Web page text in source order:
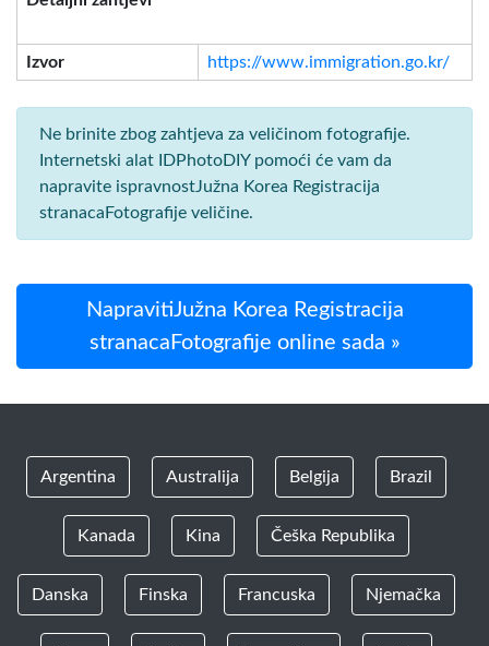
Izvor https://www.immigration.go.kr/
Ne brinite zbog zahtjeva za veličinom fotografije.
Internetski alat IDPhotoDIY pomoći će vam da
napravite ispravnostJužna Korea Registracija
stranacaFotografije veličine.
NapravitiJužna Korea Registracija
stranacaFotografije online sada »
Argentina Australija Belgija Brazil
Kanada Kina Češka Republika
Danska Finska Francuska Njemačka